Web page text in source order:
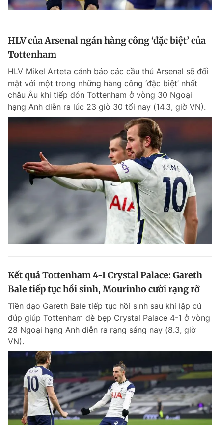
HLV của Arsenal ngán hàng công ‘đặc biệt’ của
Tottenham
HLV Mikel Arteta cảnh báo các cầu thủ Arsenal sẽ đối
mặt với một trong những hàng công ‘đặc biệt’ nhất
châu Âu khi tiếp đón Tottenham ở vòng 30 Ngoại
hạng Anh diễn ra lúc 23 giờ 30 tối nay (14.3, giờ VN).
Kết quả Tottenham 4-1 Crystal Palace: Gareth
Bale tiếp tục hồi sinh, Mourinho cười rạng rỡ
Tiền đạo Gareth Bale tiếp tục hồi sinh sau khi lập cú
đúp giúp Tottenham đè bẹp Crystal Palace 4-1 ở vòng
28 Ngoại hạng Anh diễn ra rạng sáng nay (8.3, giờ
VN).